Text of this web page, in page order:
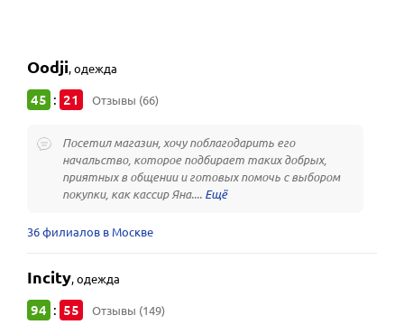
Oodji,одежда
45 : 21 Отзывы (66)
Посетил магазин, хочу поблагодарить его
начальство, которое подбирает таких добрых,
приятных в общении и готовых помочь с выбором
покупки, как кассир Яна....
36 филиалов в Москве
Incity,одежда
94 : 55 Отзывы (149)